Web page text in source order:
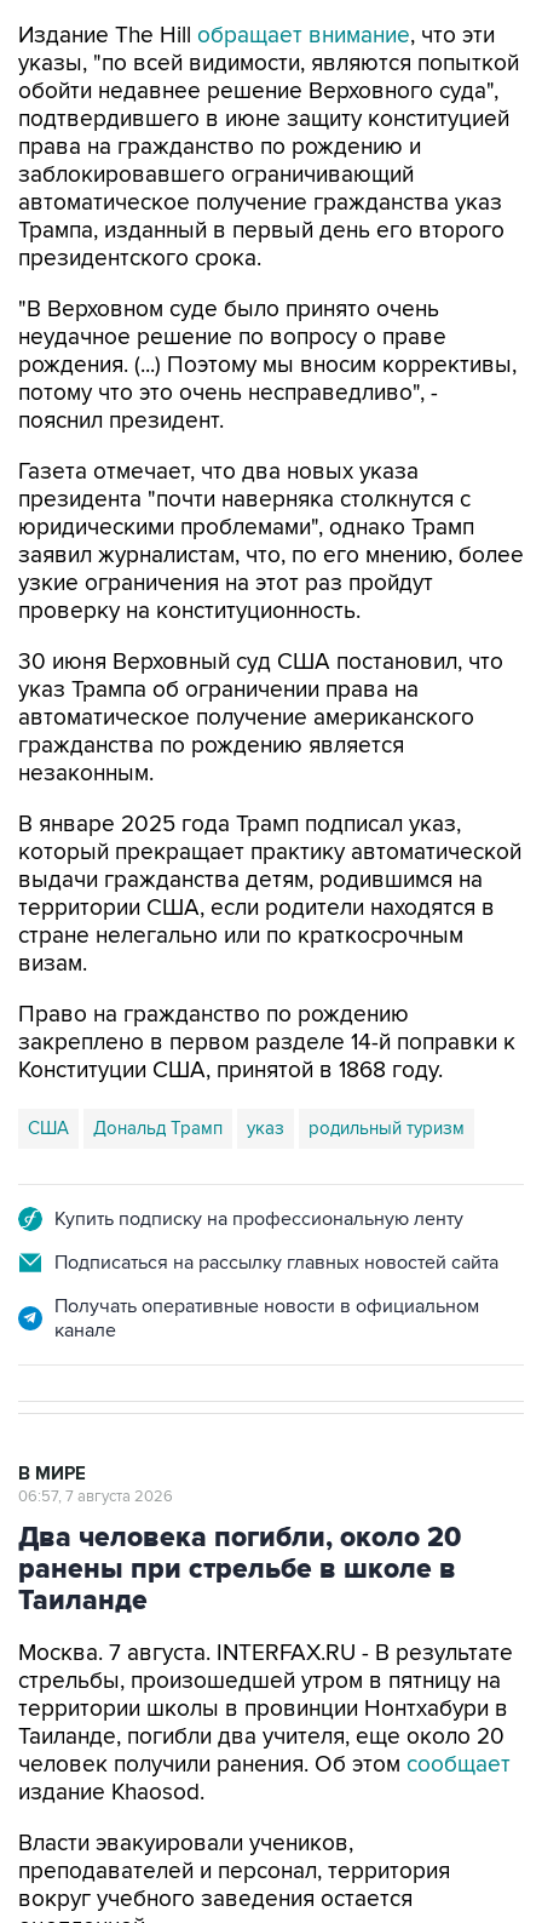
Издание The Hill обращает внимание, что эти
указы, "по всей видимости, являются попыткой
обойти недавнее решение Верховного суда",
подтвердившего в июне защиту конституцией
права на гражданство по рождению и
заблокировавшего ограничивающий
автоматическое получение гражданства указ
Трампа, изданный в первый день его второго
президентского срока.
"В Верховном суде было принято очень
неудачное решение по вопросу о праве
рождения. (...) Поэтому мы вносим коррективы,
потому что это очень несправедливо", -
пояснил президент.
Газета отмечает, что два новых указа
президента "почти наверняка столкнутся с
юридическими проблемами", однако Трамп
заявил журналистам, что, по его мнению, более
узкие ограничения на этот раз пройдут
проверку на конституционность.
30 июня Верховный суд США постановил, что
указ Трампа об ограничении права на
автоматическое получение американского
гражданства по рождению является
незаконным.
В январе 2025 года Трамп подписал указ,
который прекращает практику автоматической
выдачи гражданства детям, родившимся на
территории США, если родители находятся в
стране нелегально или по краткосрочным
визам.
Право на гражданство по рождению
закреплено в первом разделе 14-й поправки к
Конституции США, принятой в 1868 году.
США Дональд Трамп указ родильный туризм
Купить подписку на профессиональную ленту
Подписаться на рассылку главных новостей сайта
Получать оперативные новости в официальном
канале
В МИРЕ
06:57, 7 августа 2026
Два человека погибли, около 20
ранены при стрельбе в школе в
Таиланде
Москва. 7 августа. INTERFAX.RU - В результате
стрельбы, произошедшей утром в пятницу на
территории школы в провинции Нонтхабури в
Таиланде, погибли два учителя, еще около 20
человек получили ранения. Об этом сообщает
издание Khaosod.
Власти эвакуировали учеников,
преподавателей и персонал, территория
вокруг учебного заведения остается